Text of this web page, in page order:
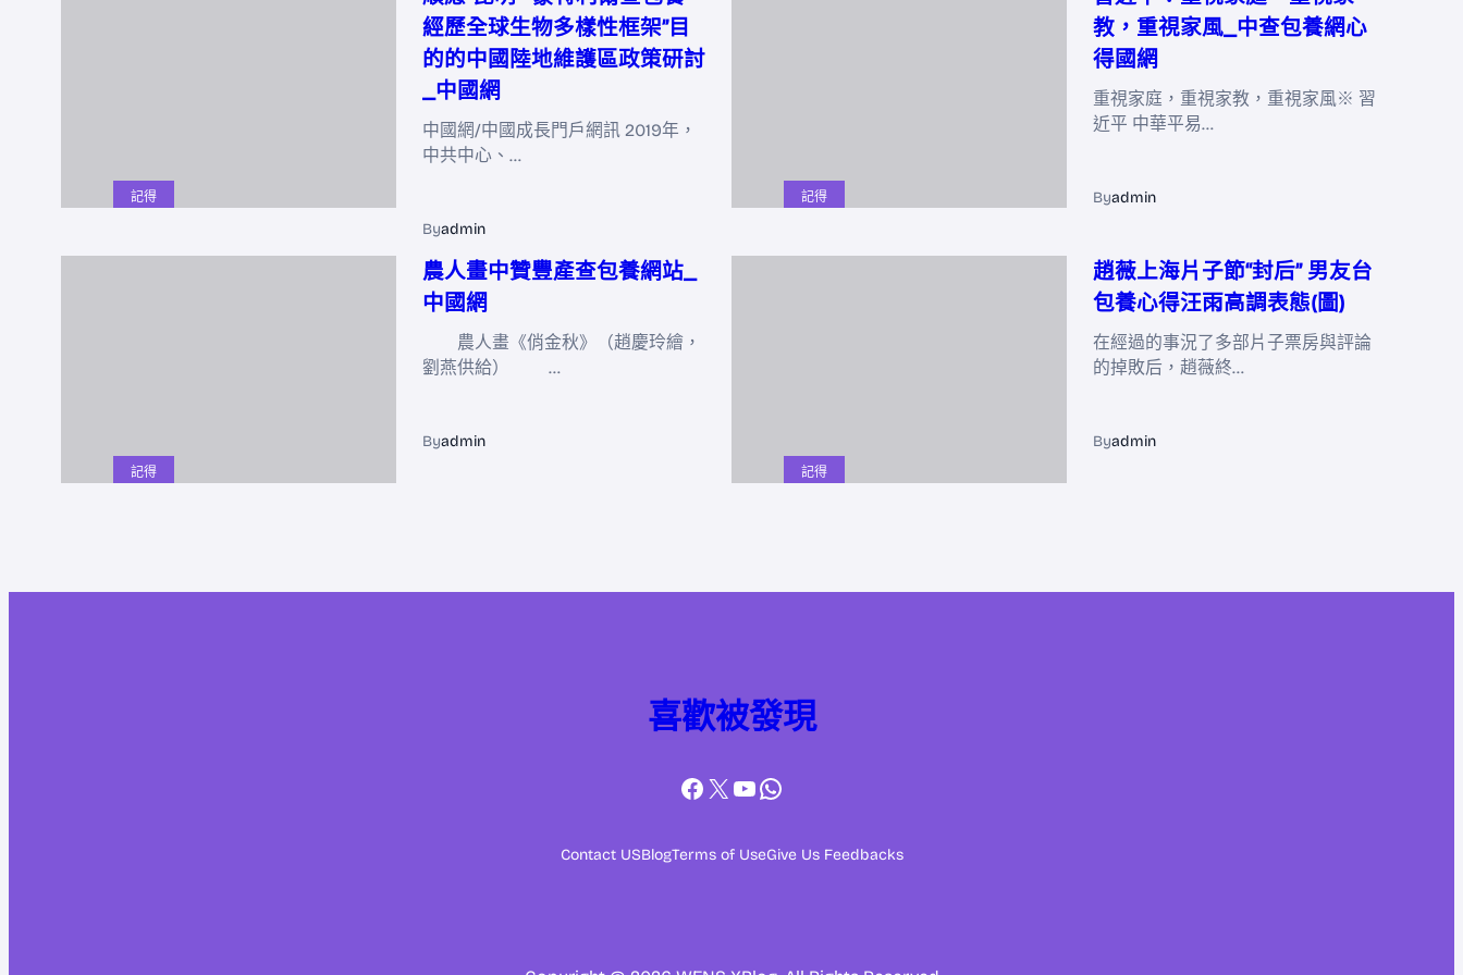
記得
經歷全球生物多樣性框架”目
的的中國陸地維護區政策研討
_中國網
中國網/中國成長門戶網訊 2019年，
中共中心、…
Byadmin
記得
教，重視家風_中查包養網心
得國網
重視家庭，重視家教，重視家風※ 習
近平 中華平易…
Byadmin
記得
農人畫中贊豐產查包養網站_
中國網
農人畫《俏金秋》（趙慶玲繪，
劉燕供給） …
Byadmin
記得
趙薇上海片子節“封后” 男友台
包養心得汪雨高調表態(圖)
在經過的事況了多部片子票房與評論
的掉敗后，趙薇終…
Byadmin
喜歡被發現
Facebook
X YouTube
WhatsApp
Contact USBlogTerms of UseGive Us Feedbacks